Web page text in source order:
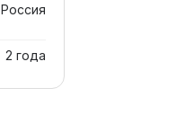
Россия
2 года